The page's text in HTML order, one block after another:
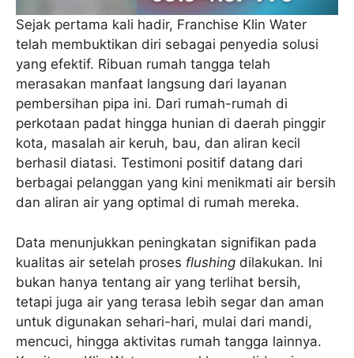
Sejak pertama kali hadir, Franchise Klin Water
telah membuktikan diri sebagai penyedia solusi
yang efektif. Ribuan rumah tangga telah
merasakan manfaat langsung dari layanan
pembersihan pipa ini. Dari rumah-rumah di
perkotaan padat hingga hunian di daerah pinggir
kota, masalah air keruh, bau, dan aliran kecil
berhasil diatasi. Testimoni positif datang dari
berbagai pelanggan yang kini menikmati air bersih
dan aliran air yang optimal di rumah mereka.
Data menunjukkan peningkatan signifikan pada
kualitas air setelah proses flushing dilakukan. Ini
bukan hanya tentang air yang terlihat bersih,
tetapi juga air yang terasa lebih segar dan aman
untuk digunakan sehari-hari, mulai dari mandi,
mencuci, hingga aktivitas rumah tangga lainnya.